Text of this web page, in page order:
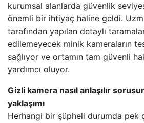
kurumsal alanlarda güvenlik
önemli bir ihtiyaç haline geldi.
tarafından yapılan detaylı
edilemeyecek minik kameraların
sağlıyor ve ortamın tam güvenli
yardımcı oluyor.
Gizli kamera nasıl anlaşılır
yaklaşımı
Herhangi bir şüpheli durumda pek